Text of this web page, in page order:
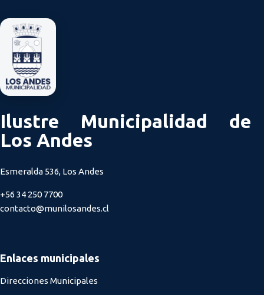
Ilustre Municipalidad de
Los Andes
Esmeralda 536, Los Andes
+56 34 250 7700
contacto@munilosandes.cl
Enlaces municipales
Direcciones Municipales